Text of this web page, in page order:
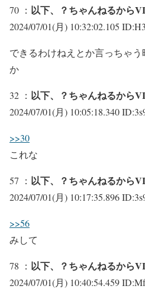
70 ： 以下、？ちゃんねるから
2024/07/01(月) 10:32:02.105
できるわけねえとか言っちゃ
か
32 ： 以下、？ちゃんねるから
2024/07/01(月) 10:05:18.340
>>30
これな
57 ： 以下、？ちゃんねるから
2024/07/01(月) 10:17:35.896
>>56
みして
78 ： 以下、？ちゃんねるから
2024/07/01(月) 10:40:54.459